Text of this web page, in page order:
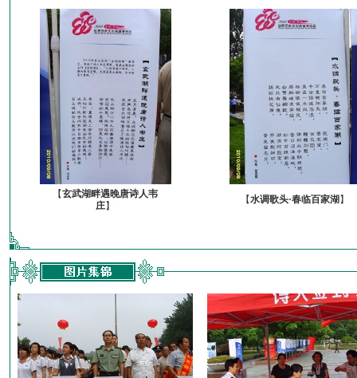
【玄武湖畔遇晚唐诗人韦
庄】
【水调歌头·春临百家湖 】